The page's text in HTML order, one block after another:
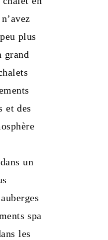
plus
grand
et des
un
spa
les